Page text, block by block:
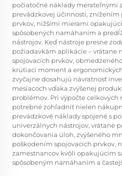
počiatočné náklady merateľnými
prevádzkovej účinnosti, znížením
prvkov, nižšími mierami
spôsobených namáhaním a
nástrojov. Keď nástroje presne
požiadavkám aplikácie – vrátane
spojovacích prvkov,
krútiaci moment a
zvyčajne dosahujú návratnosť
mesiacoch vďaka zvýšenej
problémov. Pri výpočte
potrebné zohľadniť nielen
prevádzkové náklady spojené s
univerzálnych nástrojov, vrátane
dokončovania úloh, zvýšeného
poškodením spojovacích prvkov,
zamestnancov kvôli opakujúcim
spôsobeným namáhaním a